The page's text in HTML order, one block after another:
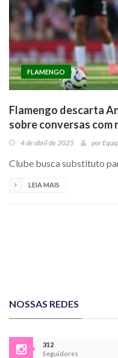
FLAMENGO
Flamengo descarta
sobre conversas com
4 de abril de 2025 por
Clube busca substituto
LEIA MAIS
NOSSAS REDES
312
Seguidores